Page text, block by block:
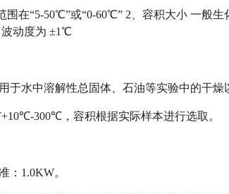
在“5-50℃”或“0-60℃” 2、容积大小 一般生
波动度为 ±1℃
于水中溶解性总固体、石油等实验中的干燥
300℃，容积根据实际样本进行选取。
：1.0KW。